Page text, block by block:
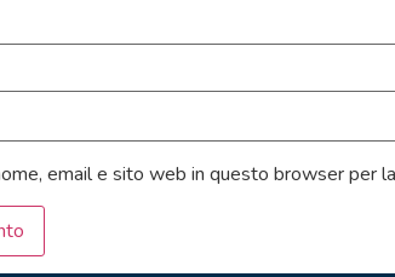
email e sito web in questo browser per